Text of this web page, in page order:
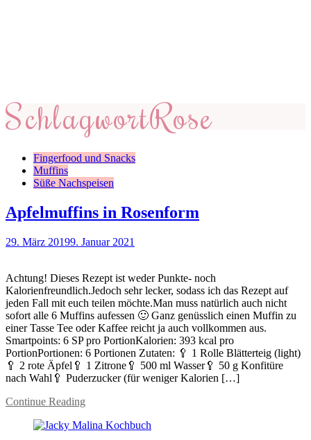
SchlagwortRose
Fingerfood und Snacks
Muffins
Süße Nachspeisen
Apfelmuffins in Rosenform
29. März 20199. Januar 2021
Achtung! Dieses Rezept ist weder Punkte- noch
Kalorienfreundlich.Jedoch sehr lecker, sodass ich das Rezept auf
jeden Fall mit euch teilen möchte.Man muss natürlich auch nicht
sofort alle 6 Muffins aufessen 🙂 Ganz genüsslich einen Muffin zu
einer Tasse Tee oder Kaffee reicht ja auch vollkommen aus.
Smartpoints: 6 SP pro PortionKalorien: 393 kcal pro
PortionPortionen: 6 Portionen Zutaten: 🥄 1 Rolle Blätterteig (light)
🥄 2 rote Äpfel🥄 1 Zitrone🥄 500 ml Wasser🥄 50 g Konfitüre
nach Wahl🥄 Puderzucker (für weniger Kalorien […]
Continue Reading